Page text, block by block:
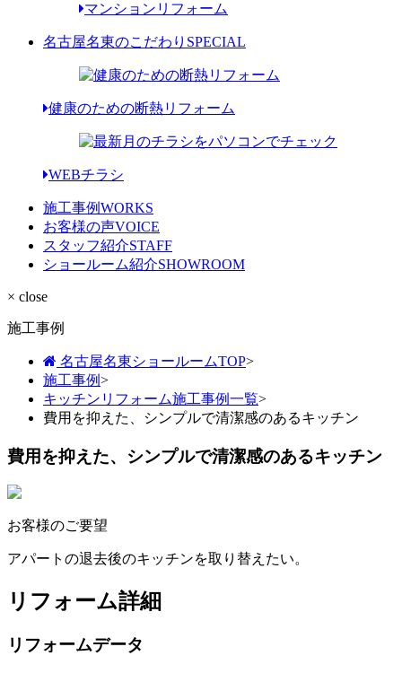
マンションリフォーム
名古屋名東のこだわり SPECIAL
健康のための断熱リフォーム
WEBチラシ
施工事例WORKS
お客様の声VOICE
スタッフ紹介STAFF
ショールーム紹介SHOWROOM
× close
施工事例
名古屋名東ショールームTOP>
施工事例>
キッチンリフォーム施工事例一覧>
費用を抑えた、シンプルで清潔感のあるキッチン
費用を抑えた、シンプルで清潔感のあるキッチン
お客様のご要望
アパートの退去後のキッチンを取り替えたい。
リフォーム詳細
リフォームデータ